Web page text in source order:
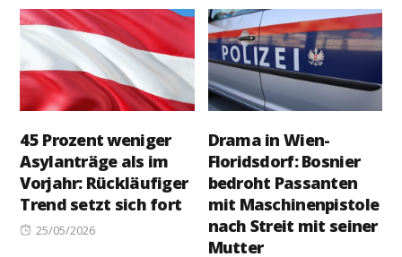
45 Prozent weniger
Asylanträge als im
Vorjahr: Rückläufiger
Trend setzt sich fort
Posted
25/05/2026
Drama in Wien-
Floridsdorf: Bosnier
bedroht Passanten
mit Maschinenpistole
nach Streit mit seiner
Mutter